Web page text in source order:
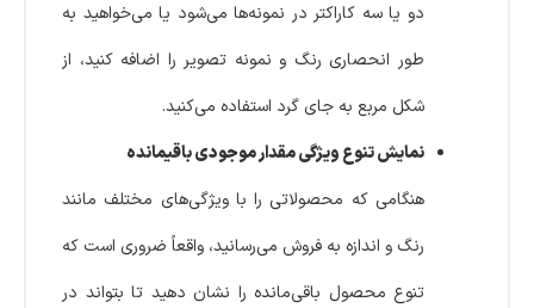
دو یا سه کاراکتر در نمونه‌ها می‌شود یا می‌خواهید به
طور انحصاری رنگ و نمونه تصویر را اضافه کنید، از
شکل مربع به جای گرد استفاده می‌کنید.
نمایش تنوع ویژگی مقدار موجودی باقیمانده
هنگامی که محصولاتی را با ویژگی‌های مختلف مانند
رنگ و اندازه به فروش می‌رسانید، واقعاً ضروری است که
تنوع محصول باقی‌مانده را نشان دهید تا بتواند در